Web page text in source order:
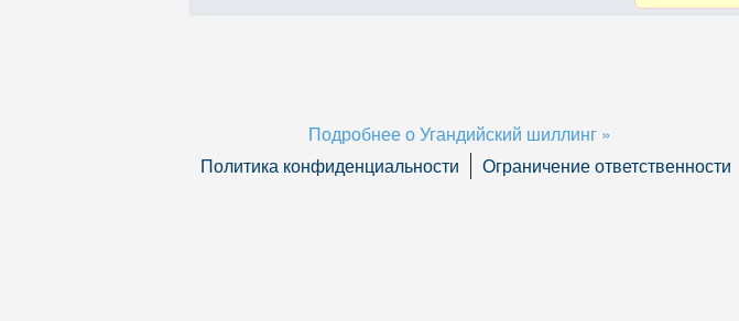
Подробнее о Угандийский шиллинг »
Политика конфиденциальности
Ограничение ответственности